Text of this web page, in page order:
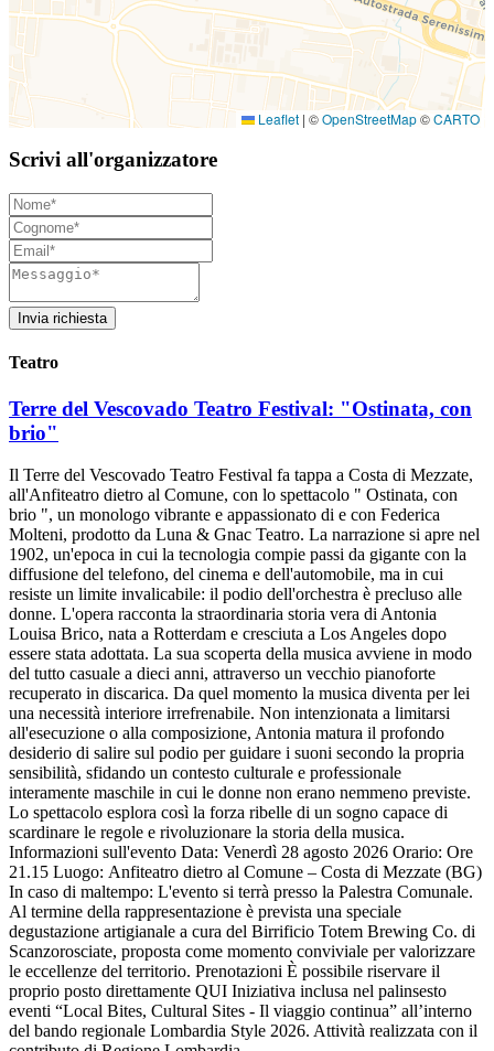
Leaflet | ©OpenStreetMap©CARTO
Scrivi all'organizzatore
Invia richiesta
Teatro
Terre del Vescovado Teatro Festival: "Ostinata, con
brio"
Il Terre del Vescovado Teatro Festival fa tappa a Costa di Mezzate,
all'Anfiteatro dietro al Comune, con lo spettacolo " Ostinata, con
brio ", un monologo vibrante e appassionato di e con Federica
Molteni, prodotto da Luna & Gnac Teatro. La narrazione si apre nel
1902, un'epoca in cui la tecnologia compie passi da gigante con la
diffusione del telefono, del cinema e dell'automobile, ma in cui
resiste un limite invalicabile: il podio dell'orchestra è precluso alle
donne. L'opera racconta la straordinaria storia vera di Antonia
Louisa Brico, nata a Rotterdam e cresciuta a Los Angeles dopo
essere stata adottata. La sua scoperta della musica avviene in modo
del tutto casuale a dieci anni, attraverso un vecchio pianoforte
recuperato in discarica. Da quel momento la musica diventa per lei
una necessità interiore irrefrenabile. Non intenzionata a limitarsi
all'esecuzione o alla composizione, Antonia matura il profondo
desiderio di salire sul podio per guidare i suoni secondo la propria
sensibilità, sfidando un contesto culturale e professionale
interamente maschile in cui le donne non erano nemmeno previste.
Lo spettacolo esplora così la forza ribelle di un sogno capace di
scardinare le regole e rivoluzionare la storia della musica.
Informazioni sull'evento Data: Venerdì 28 agosto 2026 Orario: Ore
21.15 Luogo: Anfiteatro dietro al Comune – Costa di Mezzate (BG)
In caso di maltempo: L'evento si terrà presso la Palestra Comunale.
Al termine della rappresentazione è prevista una speciale
degustazione artigianale a cura del Birrificio Totem Brewing Co. di
Scanzorosciate, proposta come momento conviviale per valorizzare
le eccellenze del territorio. Prenotazioni È possibile riservare il
proprio posto direttamente QUI Iniziativa inclusa nel palinsesto
eventi “Local Bites, Cultural Sites - Il viaggio continua” all’interno
del bando regionale Lombardia Style 2026. Attività realizzata con il